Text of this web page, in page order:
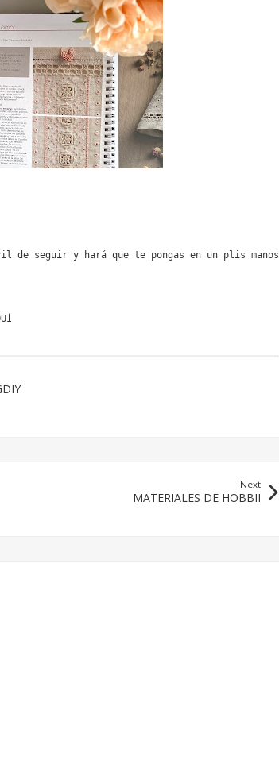
de seguir y hará que te pongas en un plis manos
Next
MATERIALES DE HOBBII